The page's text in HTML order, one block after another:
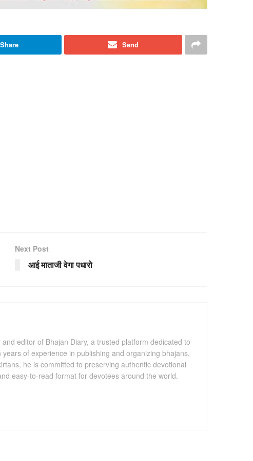
Share Send
Next Post
आई माताजी वेगा पधारो
editor of Bhajan Diary, a trusted platform dedicated to
of experience in publishing and organizing bhajans,
he is committed to preserving authentic devotional
easy-to-read format for devotees around the world.